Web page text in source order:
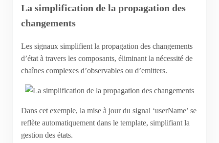
La simplification de la propagation des
changements
Les signaux simplifient la propagation des changements
d’état à travers les composants, éliminant la nécessité de
chaînes complexes d’observables ou d’emitters.
Dans cet exemple, la mise à jour du signal ‘userName’ se
reflète automatiquement dans le template, simplifiant la
gestion des états.